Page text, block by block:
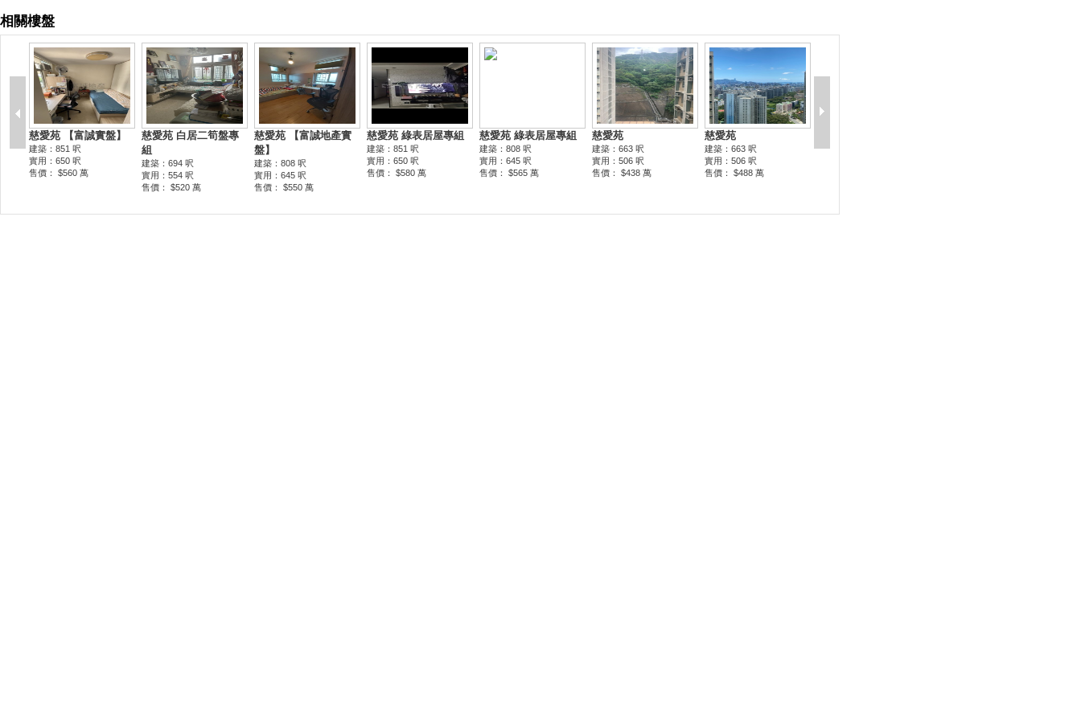
相關樓盤
慈愛苑 【富誠實盤】
建築：851 呎
實用：650 呎
售價： $560 萬
慈愛苑 白居二筍盤專
組
建築：694 呎
實用：554 呎
售價： $520 萬
慈愛苑 【富誠地產實
盤】
建築：808 呎
實用：645 呎
售價： $550 萬
慈愛苑 綠表居屋專組
建築：851 呎
實用：650 呎
售價： $580 萬
慈愛苑 綠表居屋專組
建築：808 呎
實用：645 呎
售價： $565 萬
慈愛苑
建築：663 呎
實用：506 呎
售價： $438 萬
慈愛苑
建築：663 呎
實用：506 呎
售價： $488 萬